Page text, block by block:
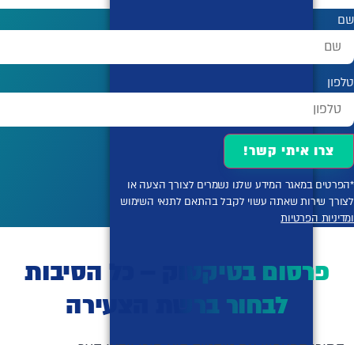
שם
טלפון
צרו איתי קשר!
*הפרטים במאגר המידע שלנו נשמרים לצורך הצעה או
לצורך שירות שאתה עשוי לקבל בהתאם לתנאי השימוש
ומדיניות הפרטיות
פרסום בטיקטוק – כל הסיבות
לבחור ברשת הצעירה